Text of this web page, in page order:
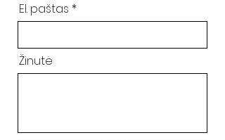
El. paštas
Žinutė